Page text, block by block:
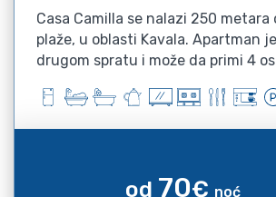
Casa Camilla se nalazi 250 metara
plaže, u oblasti Kavala. Apartman
od 70€ noć